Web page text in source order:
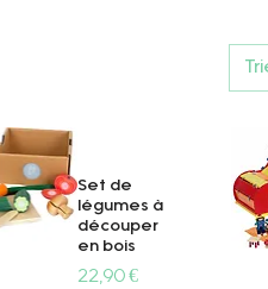
Set de
légumes à
découper
en bois
Prix
22,90 €